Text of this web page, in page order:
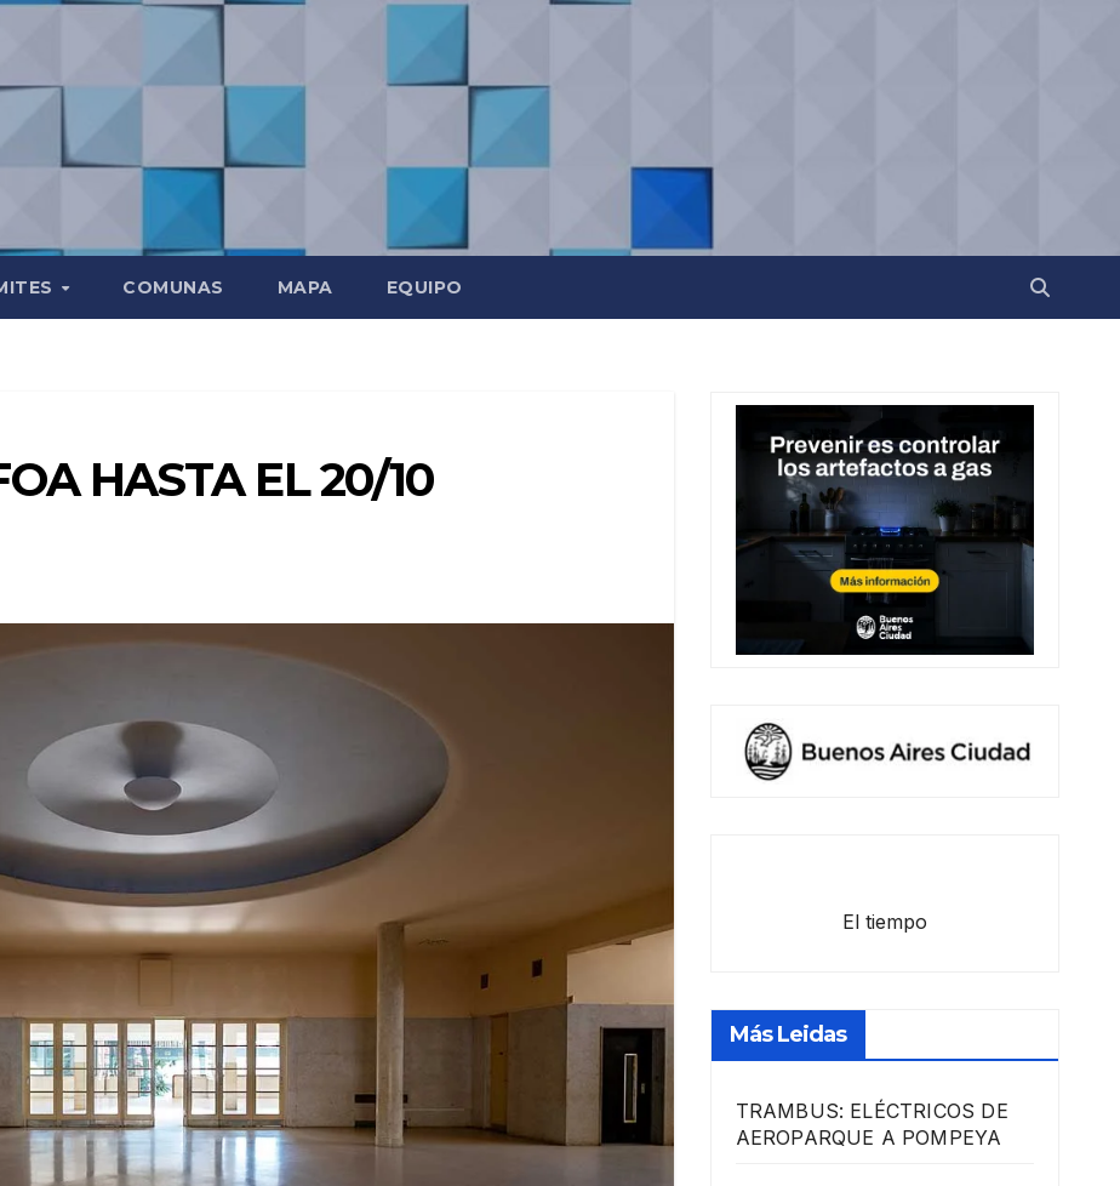
COMUNAS MAPA EQUIPO
HASTA EL 20/10
El tiempo
Más Leidas
TRAMBUS: ELÉCTRICOS DE
AEROPARQUE A POMPEYA